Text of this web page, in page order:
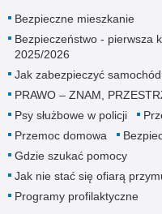
Bezpieczne mieszkanie
Bezpieczeństwo - pierwsza
2025/2026
Jak zabezpieczyć samochód
PRAWO – ZNAM,
Psy służbowe w policji
Przemoc domowa
Gdzie szukać pomocy
Jak nie stać się ofiarą
Programy profilaktyczne